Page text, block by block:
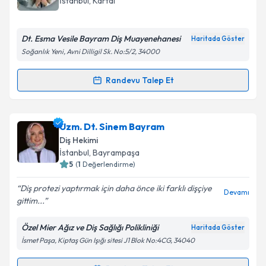
Kişisel verilerimin işlenmesine ilişkin
Metni'ni okudum ve kişisel verilerimin belirtilen
Takvim Talebini Gönder
Dt. Esma Vesile Bayram Diş Muayenehanesi Haritada Göster
Soğanlık Yeni, Avni Dilligil Sk. No:5/2, 34000
Randevu Talep Et
Randevu Takvimi Talebi
Dt. Esma Vesile Bayramiçin randevu takvimi talebi
oluşturun. Size bu uzmandan randevu almanız için bir
takvim hazırlandığında e-posta ile bilgilendireceğiz.
Kişisel verilerimin işlenmesine ilişkin
Aydınlatma
Metni'ni okudum ve kişisel verilerimin belirtilen
kapsamda işlenmesini kabul ediyorum.
Uzm. Dt. Sinem Bayram
Diş Hekimi
İstanbul, Bayrampaşa
5 (1 Değerlendirme)
Diş protezi yaptırmak için daha önce iki farklı dişçiye
gittim...
Devamı
Özel Mier Ağız ve Diş Sağlığı Polikliniği Haritada Göster
İsmet Paşa, Kiptaş Gün Işığı sitesi J1 Blok No:4CG, 34040